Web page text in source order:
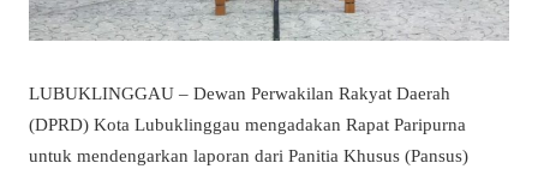
LUBUKLINGGAU – Dewan Perwakilan Rakyat Daerah
(DPRD) Kota Lubuklinggau mengadakan Rapat Paripurna
untuk mendengarkan laporan dari Panitia Khusus (Pansus)